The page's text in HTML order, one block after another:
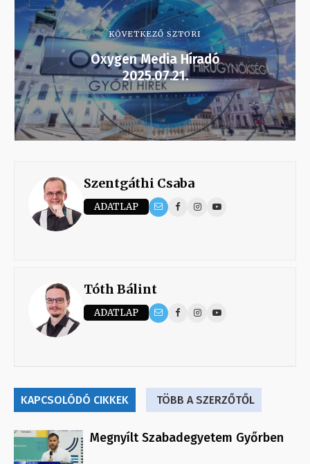
KÖVETKEZŐ SZTORI
Oxygen Media Híradó
2025.07.21.
Szentgáthi Csaba
ADATLAP
Tóth Bálint
ADATLAP
KAPCSOLÓDÓ CIKKEK TÖBB A SZERZŐTŐL
Megnyílt Szabadegyetem Győrben